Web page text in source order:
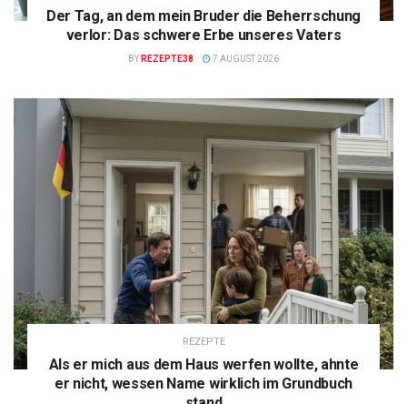
Der Tag, an dem mein Bruder die Beherrschung
verlor: Das schwere Erbe unseres Vaters
BY REZEPTE38 7 AUGUST 2026
REZEPTE
Als er mich aus dem Haus werfen wollte, ahnte
er nicht, wessen Name wirklich im Grundbuch